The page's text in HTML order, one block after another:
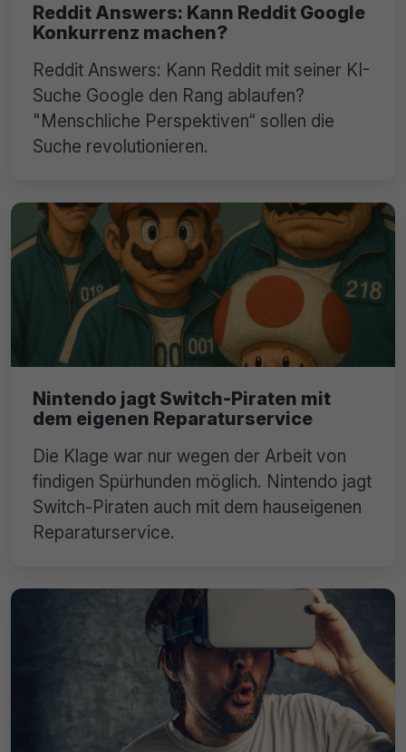
Reddit Answers: Kann Reddit Google
Konkurrenz machen?
Reddit Answers: Kann Reddit mit seiner KI-
Suche Google den Rang ablaufen?
"Menschliche Perspektiven“ sollen die
Suche revolutionieren.
Nintendo jagt Switch-Piraten mit
dem eigenen Reparaturservice
Die Klage war nur wegen der Arbeit von
findigen Spürhunden möglich. Nintendo jagt
Switch-Piraten auch mit dem hauseigenen
Reparaturservice.